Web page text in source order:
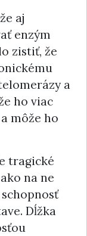
aj
enzým
zistiť, že
a
ho viac
môže ho
tragické
na ne
Dĺžka